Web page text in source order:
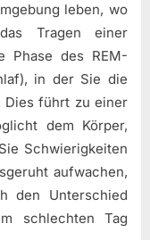
leben, wo
Tragen einer
Phase des REM-
in der Sie die
Dies führt zu einer
dem Körper,
Schwierigkeiten
aufwachen,
den Unterschied
schlechten Tag